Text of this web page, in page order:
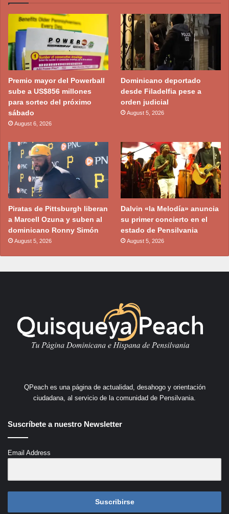
Premio mayor del Powerball
sube a US$856 millones
para sorteo del próximo
sábado
August 6, 2026
Dominicano deportado
desde Filadelfia pese a
orden judicial
August 5, 2026
Piratas de Pittsburgh liberan
a Marcell Ozuna y suben al
dominicano Ronny Simón
August 5, 2026
Dalvin «la Melodía» anuncia
su primer concierto en el
estado de Pensilvania
August 5, 2026
QPeach es una página de actualidad, desahogo y orientación
ciudadana, al servicio de la comunidad de Pensilvania.
Suscríbete a nuestro Newsletter
Email Address
Suscribirse